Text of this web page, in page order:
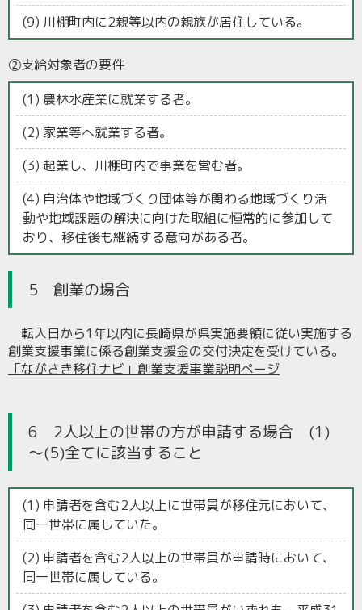
(9) 川棚町内に2親等以内の親族が居住している。
②支給対象者の要件
(1) 農林水産業に就業する者。
(2) 家業等へ就業する者。
(3) 起業し、川棚町内で事業を営む者。
(4) 自治体や地域づくり団体等が関わる地域づくり活
動や地域課題の解決に向けた取組に恒常的に参加して
おり、移住後も継続する意向がある者。
5 創業の場合
転入日から1年以内に長崎県が県実施要領に従い実施する
創業支援事業に係る創業支援金の交付決定を受けている。
「ながさき移住ナビ」創業支援事業説明ページ
6 2人以上の世帯の方が申請する場合 (1)
～(5)全てに該当すること
(1) 申請者を含む2人以上に世帯員が移住元において、
同一世帯に属していた。
(2) 申請者を含む2人以上の世帯員が申請時において、
同一世帯に属している。